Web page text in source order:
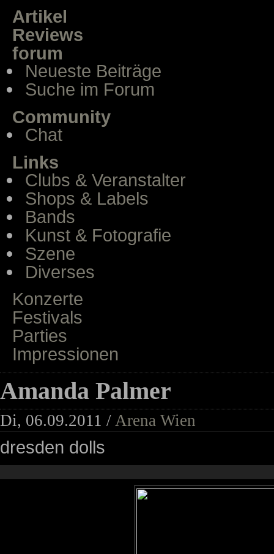
Artikel
Reviews
forum
Neueste Beiträge
Suche im Forum
Community
Chat
Links
Clubs & Veranstalter
Shops & Labels
Bands
Kunst & Fotografie
Szene
Diverses
Konzerte
Festivals
Parties
Impressionen
Amanda Palmer
Di, 06.09.2011 / Arena Wien
dresden dolls